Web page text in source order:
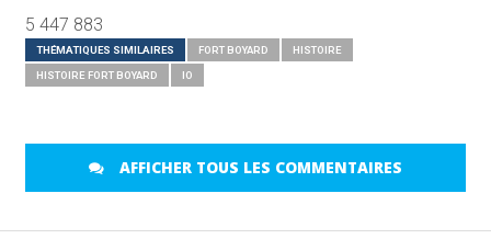
5 447 883
THÉMATIQUES SIMILAIRES FORT BOYARD HISTOIRE
HISTOIRE FORT BOYARD IO
AFFICHER TOUS LES COMMENTAIRES